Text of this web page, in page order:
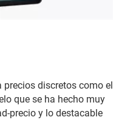
discretos como el
que se ha hecho muy
precio y lo destacable